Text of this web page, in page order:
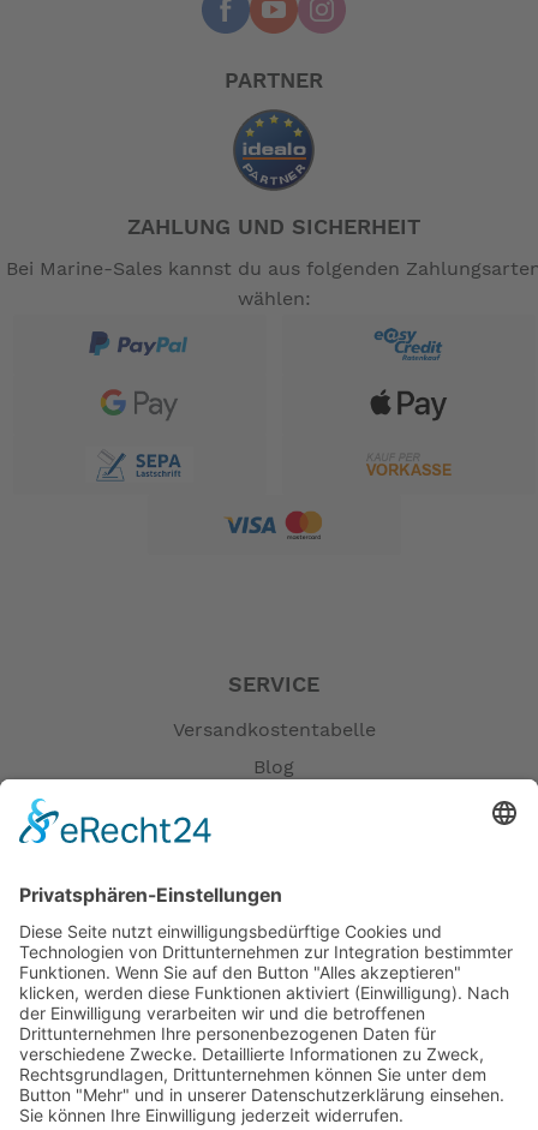
PARTNER
ZAHLUNG UND SICHERHEIT
Bei Marine-Sales kannst du aus folgenden
wählen:
SERVICE
Versandkostentabelle
Blog
Versandpartner
Verfügbarkeiten
Zahlung und Versand
Datenschutz
Fernabsatz